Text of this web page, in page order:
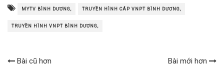
MYTV BÌNH DƯƠNG, TRUYỀN HÌNH CÁP VNPT BÌNH DƯƠNG,
TRUYỀN HÌNH VNPT BÌNH DƯƠNG,
Bài cũ hơn Bài mới hơn